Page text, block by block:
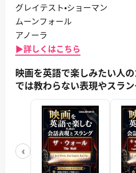
グレイテスト・ショーマン
ムーンフォール
アノーラ
▶詳しくはこちら
映画を英語で楽しみたい人
では教わらない表現やスラン
‹